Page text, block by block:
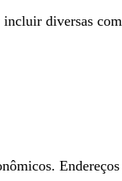
incluir diversas